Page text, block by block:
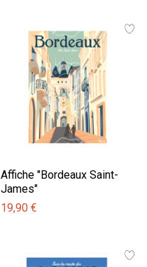
Affiche "Bordeaux Saint-
James"
19,90 €